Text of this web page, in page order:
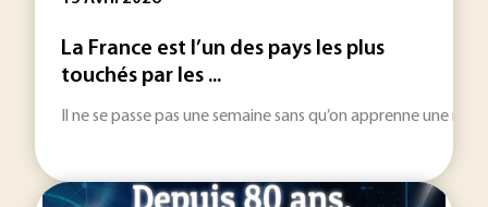
La France est l’un des pays les plus
touchés par les ...
Il ne se passe pas une semaine sans qu’on apprenne une